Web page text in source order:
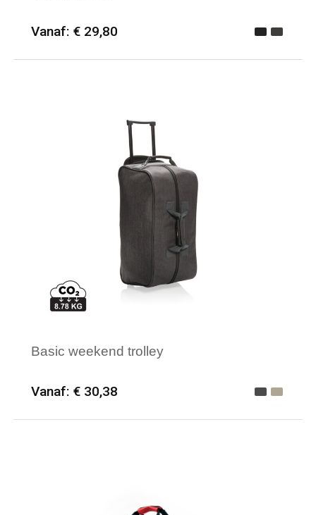
Vanaf: € 29,80
Minimale afname: 6
Basic weekend trolley
Vanaf: € 30,38
Minimale afname: 6